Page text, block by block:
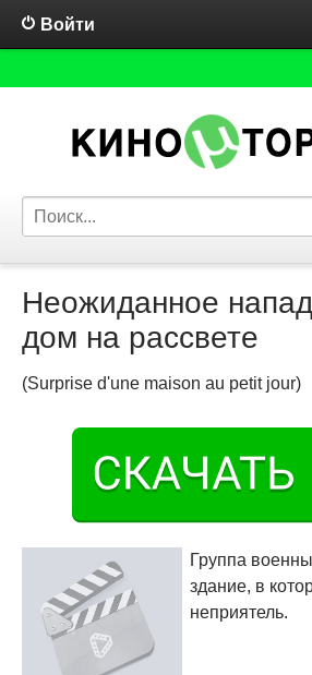
Войти
Неожиданное
дом на рассвете
(Surprise d'une maison au petit jour)
Группа
здание, в
неприятель.